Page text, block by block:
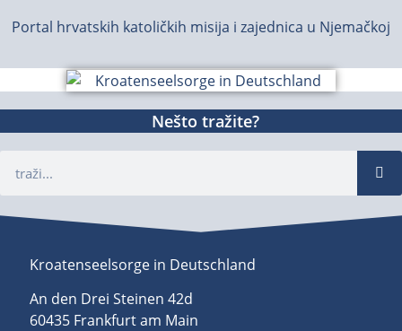
Portal hrvatskih katoličkih misija i zajednica u Njemačkoj
Nešto tražite?
Kroatenseelsorge in Deutschland
An den Drei Steinen 42d
60435 Frankfurt am Main